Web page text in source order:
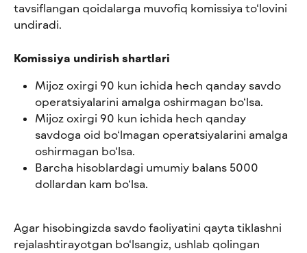
tavsiflangan qoidalarga muvofiq komissiya to‘lovini
undiradi.
Komissiya undirish shartlari
Mijoz oxirgi 90 kun ichida hech qanday savdo
operatsiyalarini amalga oshirmagan bo‘lsa.
Mijoz oxirgi 90 kun ichida hech qanday
savdoga oid bo‘lmagan operatsiyalarini amalga
oshirmagan bo‘lsa.
Barcha hisoblardagi umumiy balans 5000
dollardan kam bo‘lsa.
Agar hisobingizda savdo faoliyatini qayta tiklashni
rejalashtirayotgan bo‘lsangiz, ushlab qolingan